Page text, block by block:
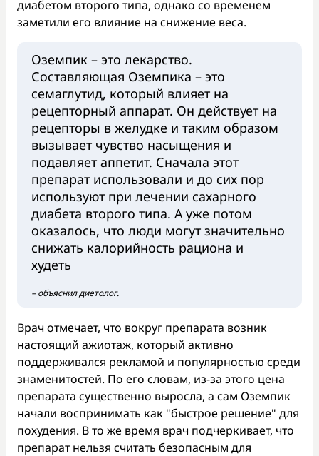
диабетом второго типа, однако со временем
заметили его влияние на снижение веса.
Оземпик – это лекарство.
Составляющая Оземпика – это
семаглутид, который влияет на
рецепторный аппарат. Он действует на
рецепторы в желудке и таким образом
вызывает чувство насыщения и
подавляет аппетит. Сначала этот
препарат использовали и до сих пор
используют при лечении сахарного
диабета второго типа. А уже потом
оказалось, что люди могут значительно
снижать калорийность рациона и
худеть
– объяснил диетолог.
Врач отмечает, что вокруг препарата возник
настоящий ажиотаж, который активно
поддерживался рекламой и популярностью среди
знаменитостей. По его словам, из-за этого цена
препарата существенно выросла, а сам Оземпик
начали воспринимать как "быстрое решение" для
похудения. В то же время врач подчеркивает, что
препарат нельзя считать безопасным для